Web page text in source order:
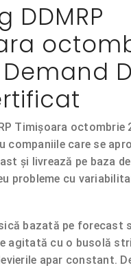
DDMRP
Timișoara octombrie
companiile care se
și livrează pe baza
probleme cu
bazată pe forecast
agitată cu o busolă
apar constant.